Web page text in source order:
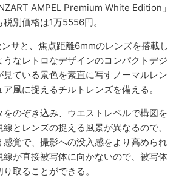
AMPEL Premium White Edition」
別価格は1万5556円。
サと、焦点距離6mmのレンズを搭載し
なレトロなデザインのコンパクトデジ
見ている景色を素直に写すノーマルレン
風に捉えるチルトレンズを備える。
のぞき込み、ウエストレベルで構図を
とレンズの捉える風景が異なるので、
覚で、撮影への没入感をより高められ
線が直接被写体に向かないので、被写体
取ることができる。